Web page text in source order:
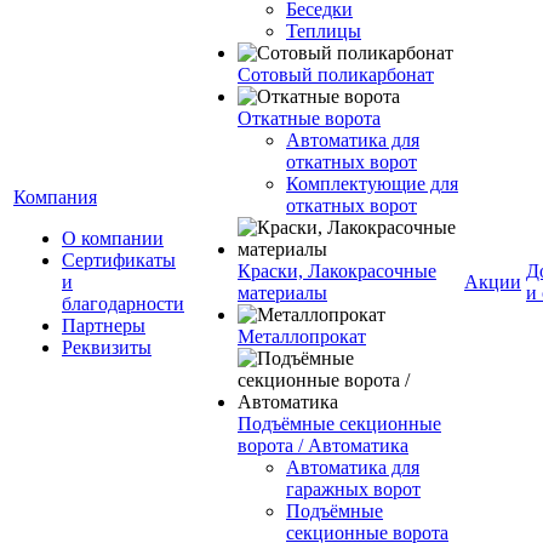
Компания
О компании
Сертификаты
и
благодарности
Партнеры
Реквизиты
Беседки
Теплицы
Сотовый поликарбонат
Откатные ворота
Автоматика для
откатных ворот
Комплектующие для
откатных ворот
Краски, Лакокрасочные
материалы
Металлопрокат
Подъёмные секционные
ворота / Автоматика
Автоматика для
гаражных ворот
Подъёмные
секционные ворота
Акции
и